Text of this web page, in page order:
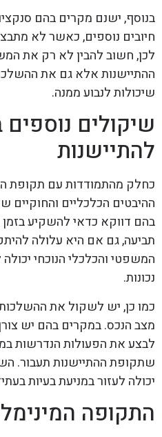
בנוסף, ישנם מקרים בהם
חיובים נוספים, כאשר לא
לכן, חשוב להבין לא רק את
ההתיישנות אלא גם את
שיכולות לנבוע ממנה.
שיקולים נוספים
להתיישנות
כחלק מהתמודדות עם תקופת
ההיבטים הכלכליים
בהם דווקא כדאי להשקיע
תביעה, גם אם היא עלולה
המשפטי והכלכלי הנוכחי
נכונות.
כמו כן, יש לשקול את
מצב הנכס. במקרים בהם יש
לבצע את הפעולות הנדרשות
שתקופת ההתיישנות תעבור.
יכולה לעזור במניעת בעיות
התקופה